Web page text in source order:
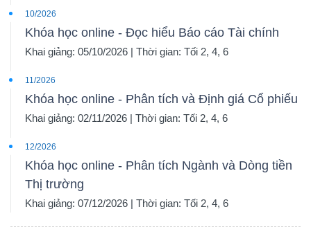
10/2026
Khóa học online - Đọc hiểu Báo cáo Tài chính
Khai giảng: 05/10/2026 | Thời gian: Tối 2, 4, 6
11/2026
Khóa học online - Phân tích và Định giá Cổ phiếu
Khai giảng: 02/11/2026 | Thời gian: Tối 2, 4, 6
12/2026
Khóa học online - Phân tích Ngành và Dòng tiền
Thị trường
Khai giảng: 07/12/2026 | Thời gian: Tối 2, 4, 6